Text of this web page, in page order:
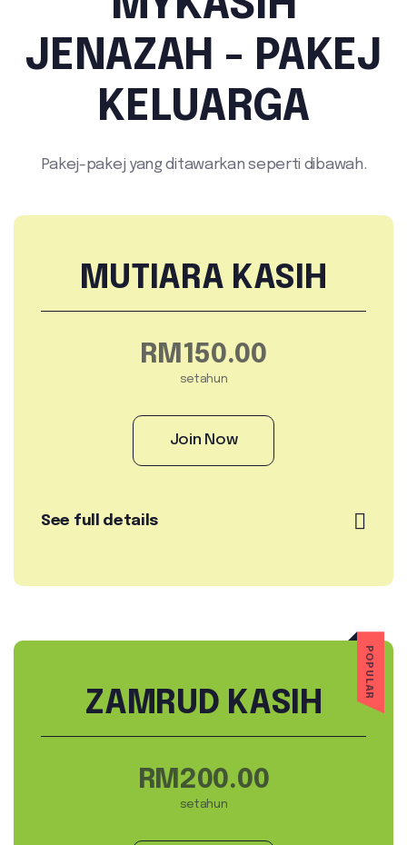
JENAZAH - PAKEJ
KELUARGA
Pakej-pakej yang ditawarkan seperti dibawah.
MUTIARA KASIH
RM150.00
setahun
Join Now
See full details
POPULAR
ZAMRUD KASIH
RM200.00
setahun